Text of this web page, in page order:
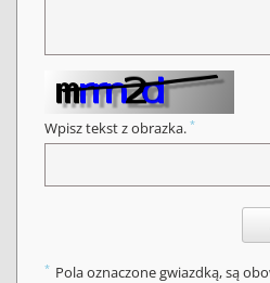
Wpisz tekst z obrazka. *
* Pola oznaczone gwiazdką, są